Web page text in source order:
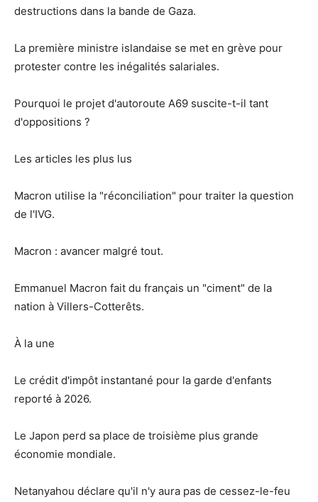
destructions dans la bande de Gaza.
La première ministre islandaise se met en grève pour
protester contre les inégalités salariales.
Pourquoi le projet d'autoroute A69 suscite-t-il tant
d'oppositions ?
Les articles les plus lus
Macron utilise la "réconciliation" pour traiter la question
de l'IVG.
Macron : avancer malgré tout.
Emmanuel Macron fait du français un "ciment" de la
nation à Villers-Cotterêts.
À la une
Le crédit d'impôt instantané pour la garde d'enfants
reporté à 2026.
Le Japon perd sa place de troisième plus grande
économie mondiale.
Netanyahou déclare qu'il n'y aura pas de cessez-le-feu